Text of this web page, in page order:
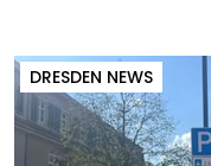
DRESDEN NEWS